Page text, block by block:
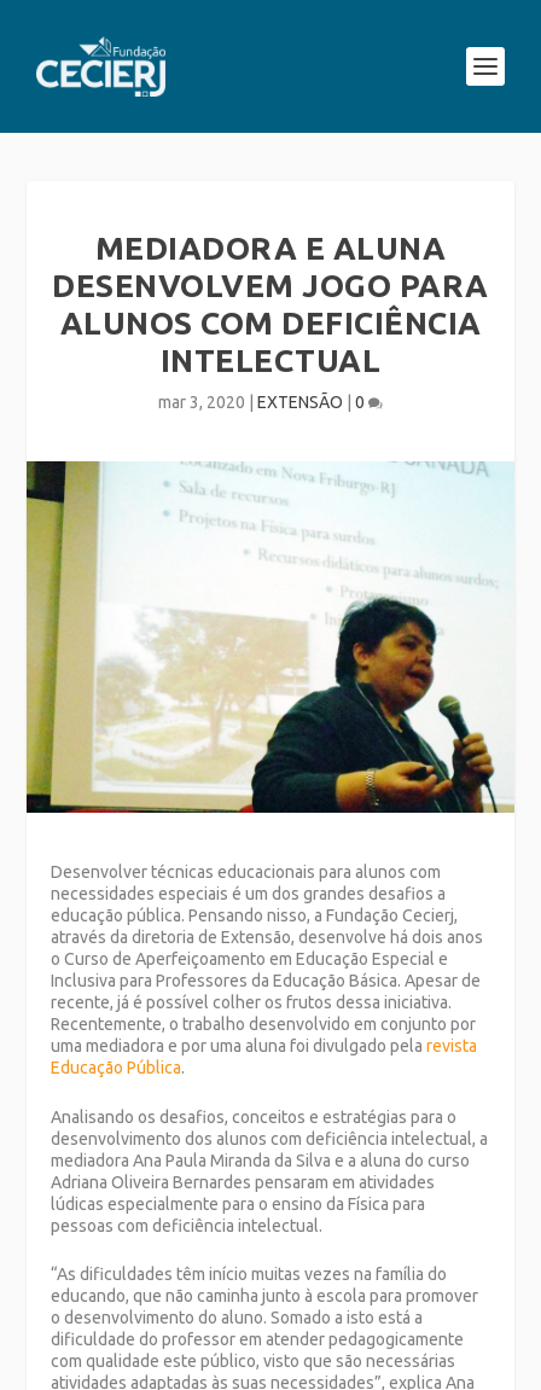
MEDIADORA E ALUNA
DESENVOLVEM JOGO PARA
ALUNOS COM DEFICIÊNCIA
INTELECTUAL
mar 3, 2020 EXTENSÃO 0
Desenvolver técnicas educacionais para alunos com
necessidades especiais é um dos grandes desafios a
educação pública. Pensando nisso, a Fundação Cecierj,
através da diretoria de Extensão, desenvolve há dois anos
o Curso de Aperfeiçoamento em Educação Especial e
Inclusiva para Professores da Educação Básica. Apesar de
recente, já é possível colher os frutos dessa iniciativa.
Recentemente, o trabalho desenvolvido em conjunto por
uma mediadora e por uma aluna foi divulgado pelarevista
Educação Pública.
Analisando os desafios, conceitos e estratégias para o
desenvolvimento dos alunos com deficiência intelectual, a
mediadora Ana Paula Miranda da Silva e aaluna do curso
Adriana Oliveira Bernardes pensaram em atividades
lúdicas especialmente para o ensino da Física para
pessoas com deficiência intelectual.
“As dificuldades têm início muitas vezes na família do
educando, que não caminha junto à escola para promover
o desenvolvimento do aluno. Somado a isto está a
dificuldade do professor em atender pedagogicamente
com qualidade este público, visto que são necessárias
atividades adaptadas às suas necessidades”, explica Ana